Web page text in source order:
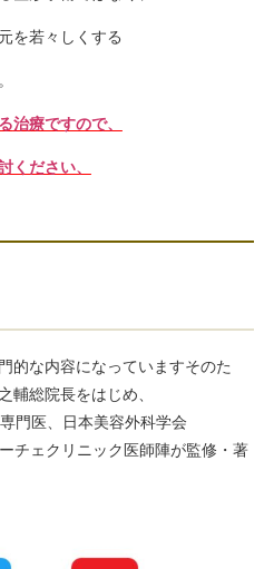
を若々しくする
治療ですので、
ください、
的な内容になっていますそのた
輔総院長をはじめ、
門医、日本美容外科学会
チェクリニック医師陣が監修・著